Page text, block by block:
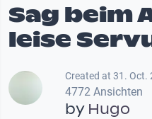
Sag beim
leise
Created at 31. Oct.
4772 Ansichten
by Hugo